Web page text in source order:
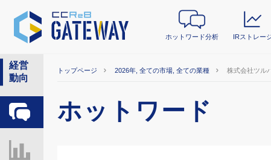
ホットワード分析 IRストレー
経営
動向
ホットワード分析
トップページ 2026年, 全ての市場, 全ての業種 株式会社ツル
ホットワード